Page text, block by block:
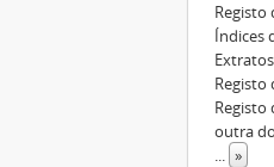
Registo
Índices
Registo
Registo
outra
... »